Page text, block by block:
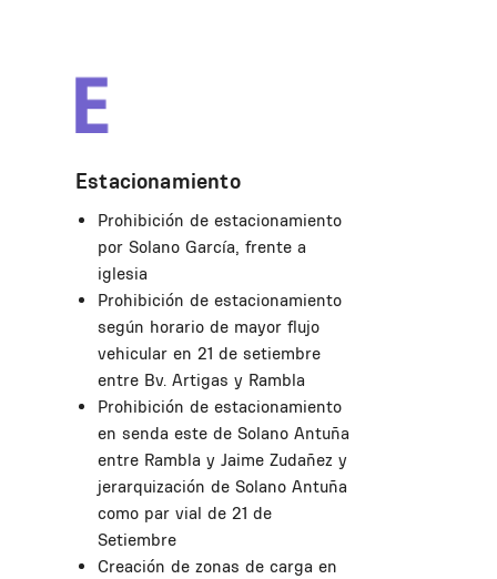
Estacionamiento
Prohibición de estacionamiento
por Solano García, frente a
iglesia
Prohibición de estacionamiento
según horario de mayor flujo
vehicular en 21 de setiembre
entre Bv. Artigas y Rambla
Prohibición de estacionamiento
en senda este de Solano Antuña
entre Rambla y Jaime Zudañez y
jerarquización de Solano Antuña
como par vial de 21 de
Setiembre
Creación de zonas de carga en